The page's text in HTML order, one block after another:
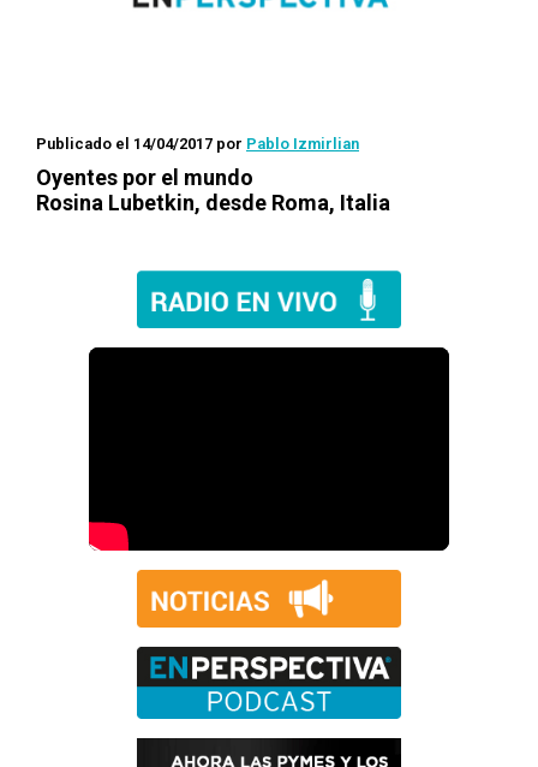
Publicado el 14/04/2017 por Pablo Izmirlian
Oyentes por el mundo
Rosina Lubetkin, desde Roma, Italia